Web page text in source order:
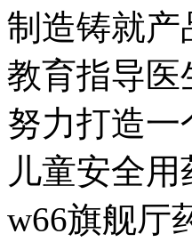
制造铸就产
教育指导医生
努力打造一
儿童安全用
w66旗舰厅